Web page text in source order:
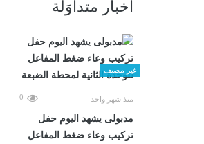
أخبار متداوَلة
غير مصنف
منذ شهر واحد 0
مدبولى يشهد اليوم حفل
تركيب وعاء ضغط المفاعل